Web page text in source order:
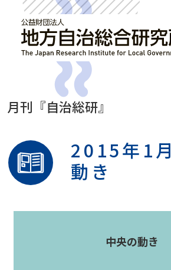
月刊『自治総研』
2015年1
動き
中央の動き